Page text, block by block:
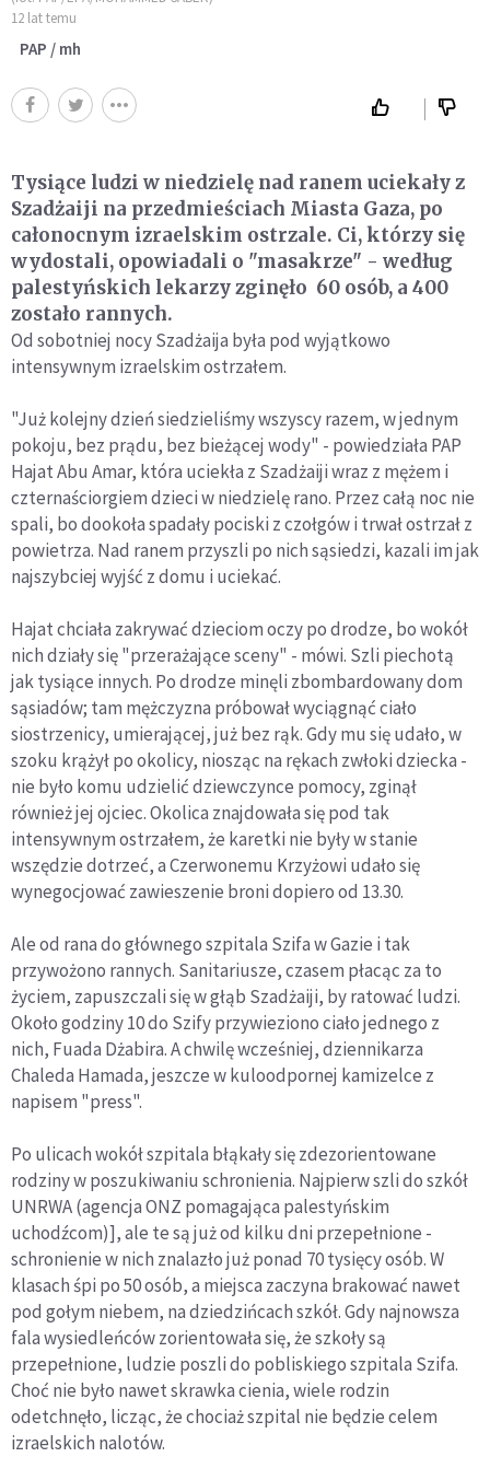
12 lat temu
PAP / mh
Tysiące ludzi w niedzielę nad ranem uciekały z
Szadżaiji na przedmieściach Miasta Gaza, po
całonocnym izraelskim ostrzale. Ci, którzy się
wydostali, opowiadali o "masakrze" - według
palestyńskich lekarzy zginęło 60 osób, a 400
zostało rannych.
Od sobotniej nocy Szadżaija była pod wyjątkowo
intensywnym izraelskim ostrzałem.
"Już kolejny dzień siedzieliśmy wszyscy razem, w jednym
pokoju, bez prądu, bez bieżącej wody" - powiedziała PAP
Hajat Abu Amar, która uciekła z Szadżaiji wraz z mężem i
czternaściorgiem dzieci w niedzielę rano. Przez całą noc nie
spali, bo dookoła spadały pociski z czołgów i trwał ostrzał z
powietrza. Nad ranem przyszli po nich sąsiedzi, kazali im jak
najszybciej wyjść z domu i uciekać.
Hajat chciała zakrywać dzieciom oczy po drodze, bo wokół
nich działy się "przerażające sceny" - mówi. Szli piechotą
jak tysiące innych. Po drodze minęli zbombardowany dom
sąsiadów; tam mężczyzna próbował wyciągnąć ciało
siostrzenicy, umierającej, już bez rąk. Gdy mu się udało, w
szoku krążył po okolicy, niosząc na rękach zwłoki dziecka -
nie było komu udzielić dziewczynce pomocy, zginął
również jej ojciec. Okolica znajdowała się pod tak
intensywnym ostrzałem, że karetki nie były w stanie
wszędzie dotrzeć, a Czerwonemu Krzyżowi udało się
wynegocjować zawieszenie broni dopiero od 13.30.
Ale od rana do głównego szpitala Szifa w Gazie i tak
przywożono rannych. Sanitariusze, czasem płacąc za to
życiem, zapuszczali się w głąb Szadżaiji, by ratować ludzi.
Około godziny 10 do Szify przywieziono ciało jednego z
nich, Fuada Dżabira. A chwilę wcześniej, dziennikarza
Chaleda Hamada, jeszcze w kuloodpornej kamizelce z
napisem "press".
Po ulicach wokół szpitala błąkały się zdezorientowane
rodziny w poszukiwaniu schronienia. Najpierw szli do szkół
UNRWA (agencja ONZ pomagająca palestyńskim
uchodźcom)], ale te są już od kilku dni przepełnione -
schronienie w nich znalazło już ponad 70 tysięcy osób. W
klasach śpi po 50 osób, a miejsca zaczyna brakować nawet
pod gołym niebem, na dziedzińcach szkół. Gdy najnowsza
fala wysiedleńców zorientowała się, że szkoły są
przepełnione, ludzie poszli do pobliskiego szpitala Szifa.
Choć nie było nawet skrawka cienia, wiele rodzin
odetchnęło, licząc, że chociaż szpital nie będzie celem
izraelskich nalotów.